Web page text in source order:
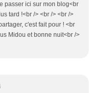
passer ici sur mon blog<br
tard !<br /> <br /> <br />
c'est fait pour ! <br
Midou et bonne nuit<br />